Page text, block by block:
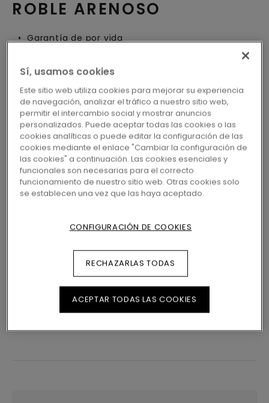
ROBLE ARENOSO
Garantía de por vida
Compatible con sistemas de calefacción por
suelo radiante
Resistente al agua
Clasificación Lively
Sin base integrada
ENCUENTRE UNA TIENDA CERCA
queda alguna pregunta por hacer? ¡No se
preocupe! Siempre hay una tienda de Pergo
BUSCAR
Sí, usamos cookies
Este sitio web utiliza cookies para mejorar su experiencia
de navegación, analizar el tráfico a nuestro sitio web,
permitir el intercambio social y mostrar anuncios
personalizados. Puede aceptar todas las cookies o las
cookies analíticas o puede editar la configuración de las
cookies mediante el enlace "Cambiar la configuración de
las cookies" a continuación. Las cookies esenciales y
funcionales son necesarias para el correcto
funcionamiento de nuestro sitio web. Otras cookies solo
se establecen una vez que las haya aceptado.
CONFIGURACIÓN DE COOKIES
RECHAZARLAS TODAS
ACEPTAR TODAS LAS COOKIES